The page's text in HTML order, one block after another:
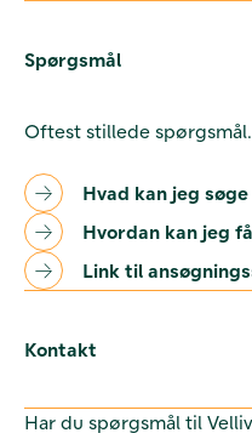
Spørgsmål
Oftest stillede spørgsmål.
Hvad kan jeg
Hvordan kan jeg
Link til
Kontakt
Har du spørgsmål til